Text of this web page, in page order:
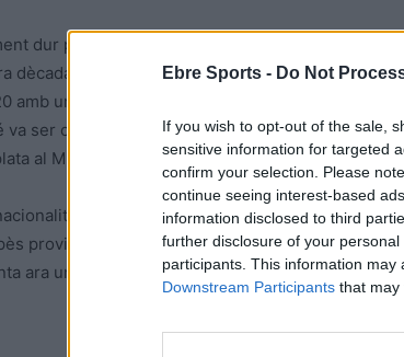
Ebre Sports - Do Not
If you wish to opt-out of the sale,
sensitive information for targeted
confirm your selection. Please
continue seeing interest-based
information disclosed to third
further disclosure of your
participants. This information
Downstream Participants that may
dur per a un esportista que ha estat un dels
dècada. Ouhdadi, que competeix a la classe T13
amb una brillant medalla d’or als 5.000 metres,
va ser campió del món el 2023, doble medallista a
al Mundial de Dubai.
espanyol, ha residit durant anys a
provisionalment al febrer. Aleshores, va haver
ara un dels moments més delicats de la seva